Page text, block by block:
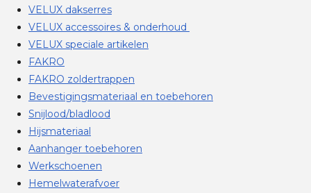
VELUX dakserres
VELUX accessoires & onderhoud
VELUX speciale artikelen
FAKRO
FAKRO zoldertrappen
Bevestigingsmateriaal en toebehoren
Snijlood/bladlood
Hijsmateriaal
Aanhanger toebehoren
Werkschoenen
Hemelwaterafvoer